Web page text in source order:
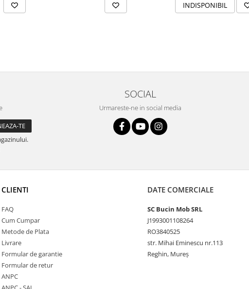
INDISPONIBIL
SOCIAL
Urmareste-ne in social media
CLIENTI
FAQ
Cum Cumpar
Metode de Plata
Livrare
Formular de garantie
Formular de retur
ANPC
DATE COMERCIALE
SC Bucin Mob SRL
J1993001108264
RO3840525
str. Mihai Eminescu nr.113
Reghin, Mureș